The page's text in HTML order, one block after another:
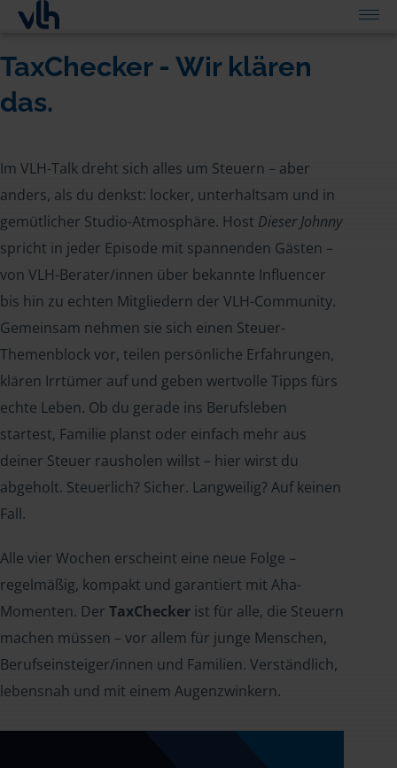
TaxChecker - Wir klären
das.
Im VLH-Talk dreht sich alles um Steuern – aber
anders, als du denkst: locker, unterhaltsam und in
gemütlicher Studio-Atmosphäre. Host Dieser Johnny
spricht in jeder Episode mit spannenden Gästen –
von VLH-Berater/innen über bekannte Influencer
bis hin zu echten Mitgliedern der VLH-Community.
Gemeinsam nehmen sie sich einen Steuer-
Themenblock vor, teilen persönliche Erfahrungen,
klären Irrtümer auf und geben wertvolle Tipps fürs
echte Leben. Ob du gerade ins Berufsleben
startest, Familie planst oder einfach mehr aus
deiner Steuer rausholen willst – hier wirst du
abgeholt. Steuerlich? Sicher. Langweilig? Auf keinen
Fall.
Alle vier Wochen erscheint eine neue Folge –
regelmäßig, kompakt und garantiert mit Aha-
Momenten. Der TaxChecker ist für alle, die Steuern
machen müssen – vor allem für junge Menschen,
Berufseinsteiger/innen und Familien. Verständlich,
lebensnah und mit einem Augenzwinkern.